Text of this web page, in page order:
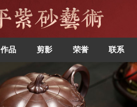
作品 剪影 荣誉 联系